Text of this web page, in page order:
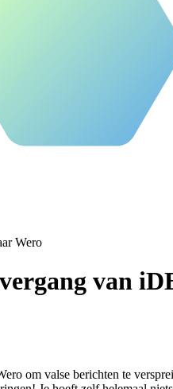
Wero
van
om valse berichten te